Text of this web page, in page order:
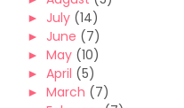
► July (14)
► June (7)
► May (10)
► April (5)
► March (7)